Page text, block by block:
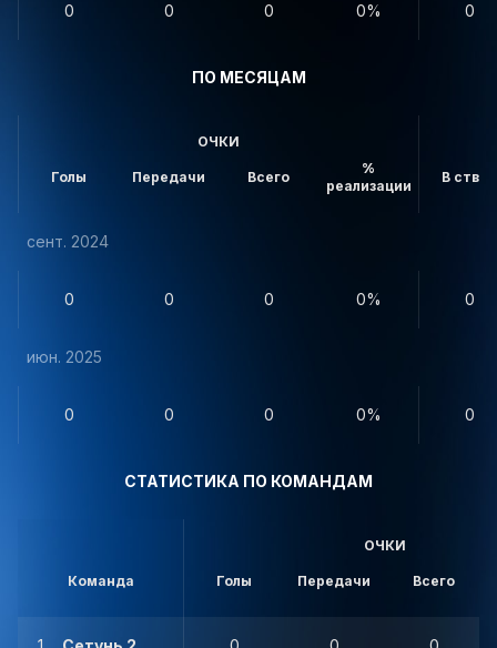
0 0 0 0% 0
ПО МЕСЯЦАМ
ОЧКИ
Голы Передачи Всего
%
реализации
В створ
сент. 2024
0 0 0 0% 0
июн. 2025
0 0 0 0% 0
СТАТИСТИКА ПО КОМАНДАМ
Команда
ОЧКИ
Голы Передачи Всего